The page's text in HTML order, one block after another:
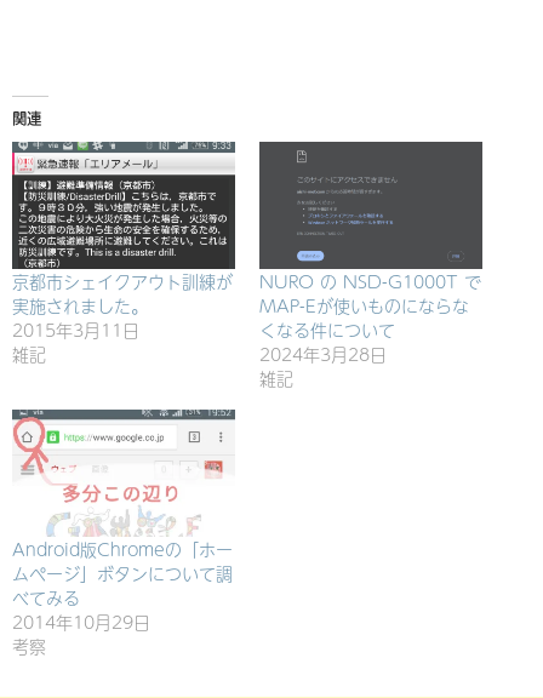
関連
京都市シェイクアウト訓練が
実施されました。
2015年3月11日
雑記
NURO の NSD-G1000T で
MAP-Eが使いものにならな
くなる件について
2024年3月28日
雑記
Android版Chromeの「ホー
ムページ」ボタンについて調
べてみる
2014年10月29日
考察